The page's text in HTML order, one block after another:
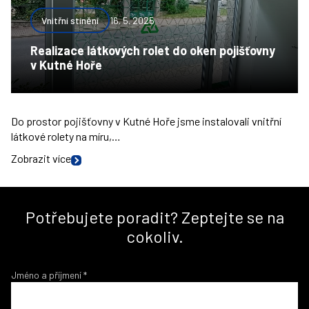
Vnitřní stínění 16. 5. 2025
Realizace látkových rolet do oken pojišťovny
v Kutné Hoře
Do prostor pojišťovny v Kutné Hoře jsme instalovali vnitřní
látkové rolety na míru,…
Zobrazit více
Potřebujete poradit? Zeptejte se na
cokoliv.
Jméno a příjmení*